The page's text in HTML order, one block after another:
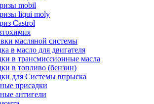
mobil
liqui moly
Castrol
масляной системы
в масло для двигателя
в трансмиссионные масла
в топливо (бензин)
для Системы впрыска
присадки
антигели